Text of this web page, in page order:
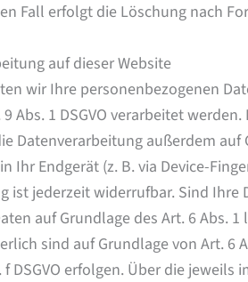
Fall erfolgt die Löschung nach
auf dieser Website
wir Ihre personenbezogenen
Abs. 1 DSGVO verarbeitet
außerdem auf
Ihr Endgerät (z. B. via Device-
ist jederzeit widerrufbar. Sind
auf Grundlage des Art. 6 Abs. 1
sind auf Grundlage von Art. 6
erfolgen. Über die